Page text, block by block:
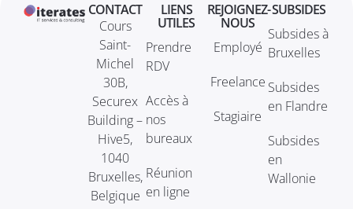
CONTACT
Cours
Saint-
Michel
30B,
Securex
Building –
Hive5,
1040
Bruxelles,
Belgique
LIENS
UTILES
Prendre
RDV
Accès à
nos
bureaux
Réunion
en ligne
REJOIGNEZ-
NOUS
Employé
Freelance
Stagiaire
SUBSIDES
Subsides à
Bruxelles
Subsides
en Flandre
Subsides
en
Wallonie